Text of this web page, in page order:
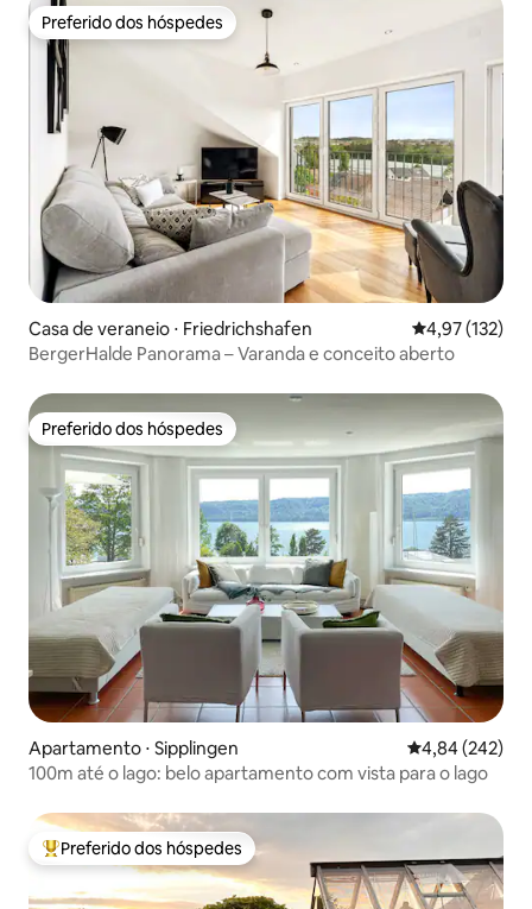
Preferido dos hóspedes
Preferido dos hóspedes
Casa de veraneio ⋅ Friedrichshafen 4,97 de uma
4,97 (132)
BergerHalde Panorama – Varanda e conceito aberto
Preferido dos hóspedes
Preferido dos hóspedes
Apartamento ⋅ Sipplingen 4,84 de uma
4,84 (242)
100m até o lago: belo apartamento com vista para o lago
Entre os melhores preferidos dos hóspedes
Preferido dos hóspedes